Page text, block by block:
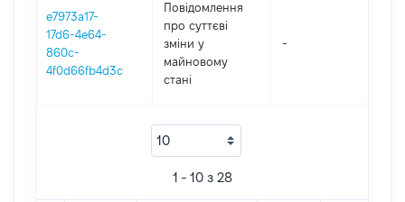
e7973a17-
17d6-4e64-
860c-
4f0d66fb4d3c
Повідомлення
про суттєві
зміни y
майновому
стані
-
1 - 10 з 28